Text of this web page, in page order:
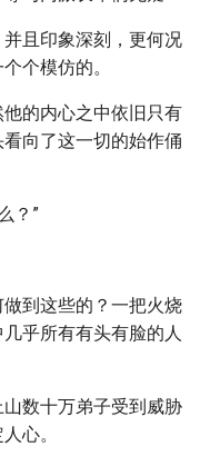
且印象深刻，更何况
个模仿的。
的内心之中依旧只有
向了这一切的始作俑
？”
到这些的？一把火烧
乎所有有头有脸的人
数十万弟子受到威胁
心。